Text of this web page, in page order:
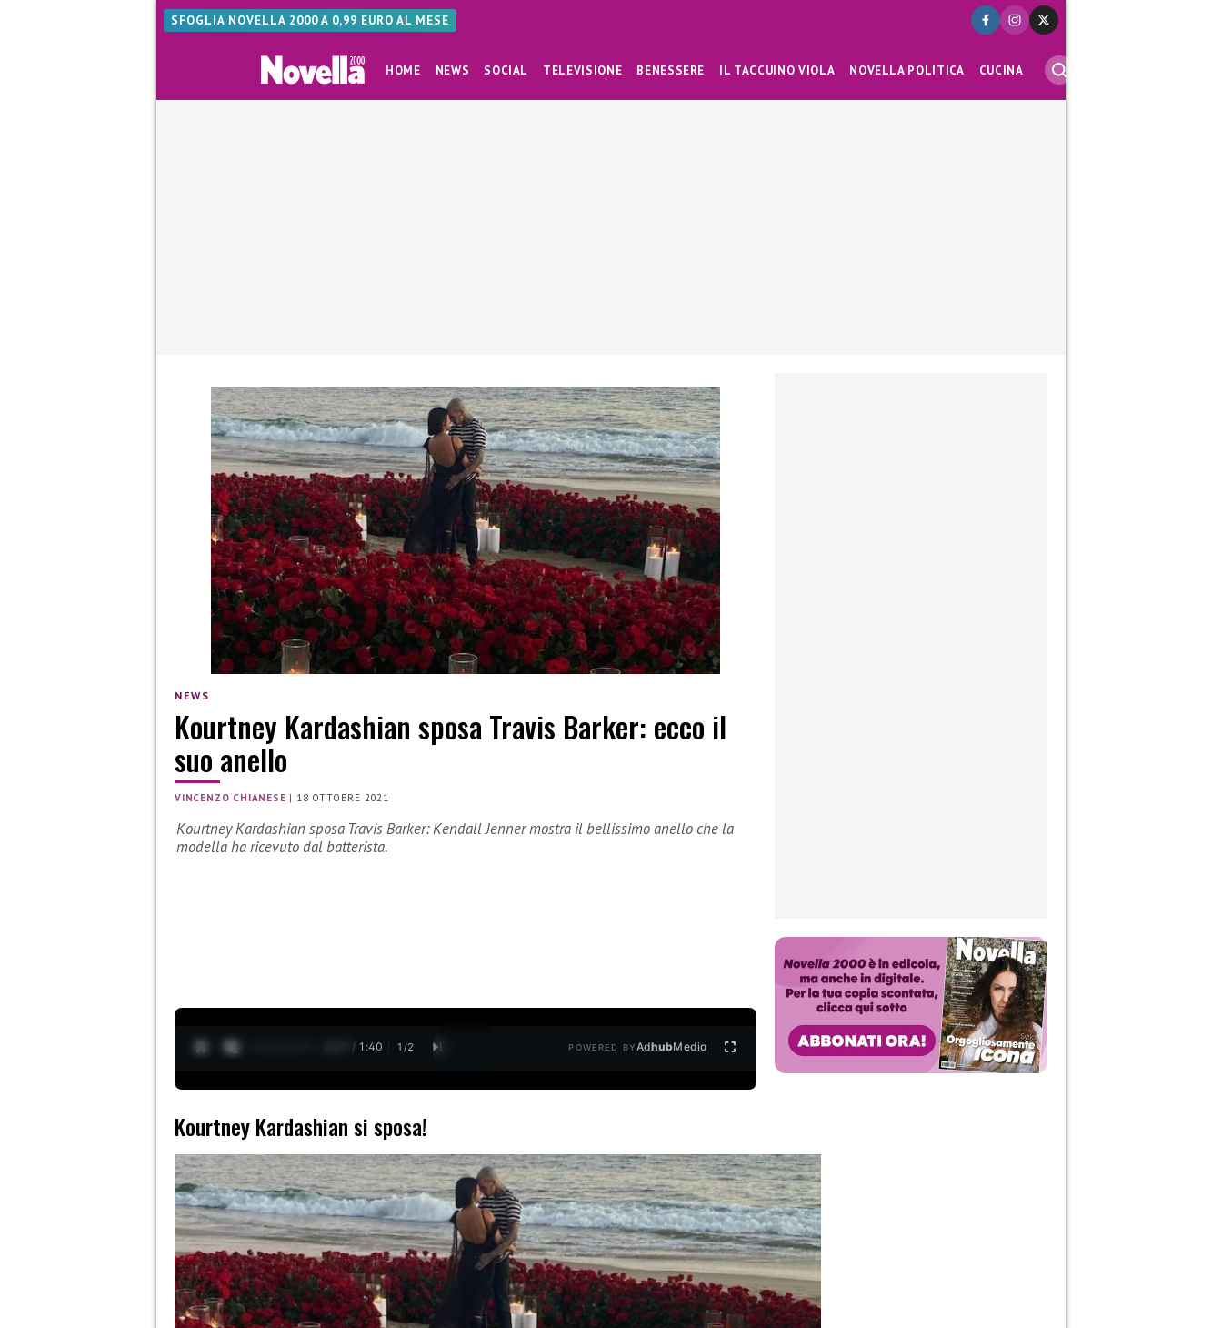
SFOGLIA NOVELLA 2000 A 0,99 EURO AL MESE
HOME NEWS SOCIAL TELEVISIONE BENESSERE IL TACCUINO VIOLA NOVELLA POLITICA CUCINA
NEWS
Kourtney Kardashian sposa Travis Barker: ecco il
suo anello
VINCENZO CHIANESE | 18 OTTOBRE 2021
Kourtney Kardashian sposa Travis Barker: Kendall Jenner mostra il bellissimo anello che la
modella ha ricevuto dal batterista.
0:29 / 1:40 1 /2 POWERED BYAdhubMedia
Kourtney Kardashian si sposa!